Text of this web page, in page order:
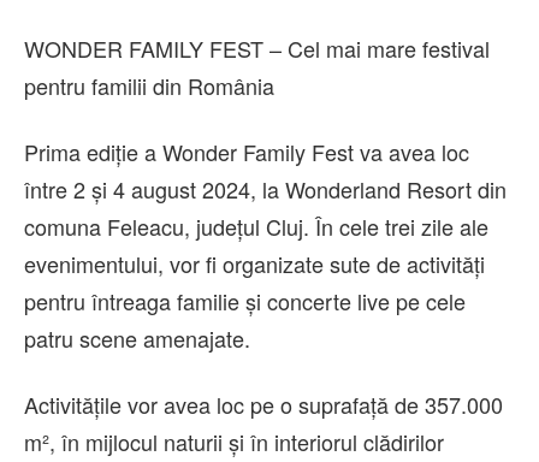
WONDER FAMILY FEST – Cel mai mare festival
pentru familii din România
Prima ediție a Wonder Family Fest va avea loc
între 2 și 4 august 2024, la Wonderland Resort din
comuna Feleacu, județul Cluj. În cele trei zile ale
evenimentului, vor fi organizate sute de activități
pentru întreaga familie și concerte live pe cele
patru scene amenajate.
Activitățile vor avea loc pe o suprafață de 357.000
m², în mijlocul naturii și în interiorul clădirilor